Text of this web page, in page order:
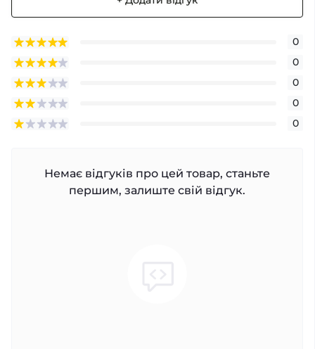
0
0
0
0
0
Немає відгуків про цей товар, станьте
першим, залиште свій відгук.